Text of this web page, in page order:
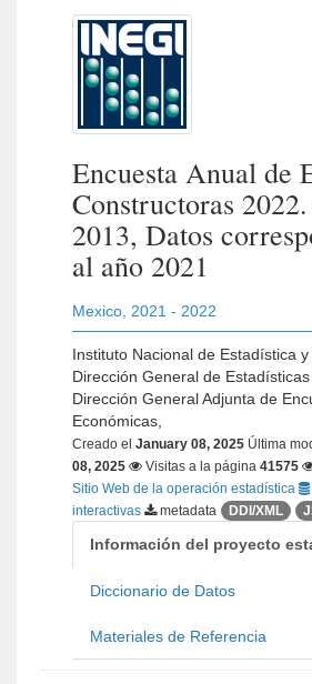
Encuesta Anual de
Constructoras
2013, Datos
al año 2021
Mexico 2021 - 2022
Instituto Nacional de Estadística y
Dirección General de Estadísticas
Dirección General Adjunta de
Económicas,
Creado el January 08, 2025 Última
08, 2025
Visitas a la página 41575
Sitio Web de la operación estadística
interactivas
metadata DDI/XML
Información del proyecto
Diccionario de Datos
Materiales de Referencia